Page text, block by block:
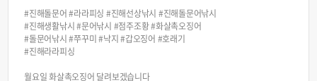
#진해돌문어 #라라피싱 #진해선상낚시 #진해돌문어낚시
#진해생활낚시 #문어낚시 #점주조황 #화살촉오징어
#돌문어낚시 #쭈꾸미 #낙지 #갑오징어 #호래기
#진해라라피싱
월요일 화살촉오징어 달려보겠습니다